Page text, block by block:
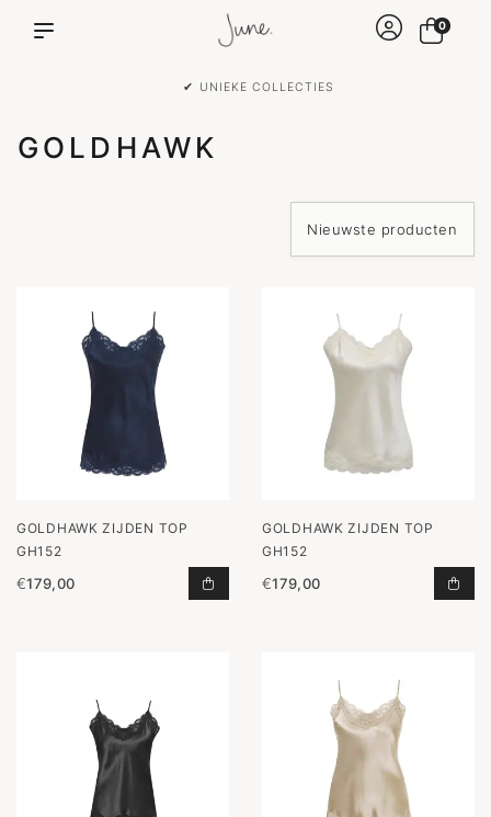
✔ UNIEKE COLLECTIES
0
GOLDHAWK
GOLDHAWK ZIJDEN TOP
GH152
€179,00 ZIJDEN TOP GH152 TOEVOEGEN
GOLDHAWK ZIJDEN TOP
GH152
€179,00